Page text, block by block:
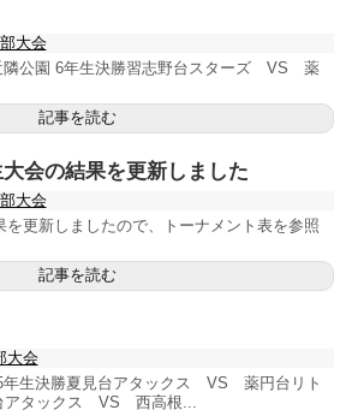
大会
隣公園 6年生決勝習志野台スターズ VS 薬
記事を読む
会の結果を更新しました
大会
を更新しましたので、トーナメント表を参照
記事を読む
大会
年生決勝夏見台アタックス VS 薬円台リト
アタックス VS 西高根...